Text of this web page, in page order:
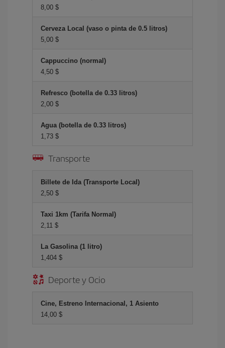
8,00 $
Cerveza Local (vaso o pinta de 0.5 litros)
5,00 $
Cappuccino (normal)
4,50 $
Refresco (botella de 0.33 litros)
2,00 $
Agua (botella de 0.33 litros)
1,73 $
Transporte
Billete de Ida (Transporte Local)
2,50 $
Taxi 1km (Tarifa Normal)
2,11 $
La Gasolina (1 litro)
1,404 $
Deporte y Ocio
Cine, Estreno Internacional, 1 Asiento
14,00 $